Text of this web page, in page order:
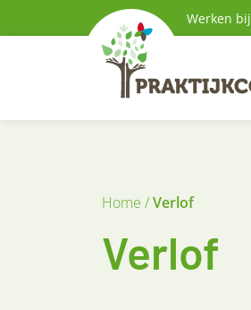
Werken bij
Home /Verlof
Verlof